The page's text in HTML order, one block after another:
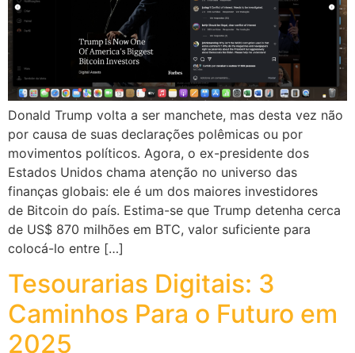
Donald Trump volta a ser manchete, mas desta vez não
por causa de suas declarações polêmicas ou por
movimentos políticos. Agora, o ex-presidente dos
Estados Unidos chama atenção no universo das
finanças globais: ele é um dos maiores investidores
de Bitcoin do país. Estima-se que Trump detenha cerca
de US$ 870 milhões em BTC, valor suficiente para
colocá-lo entre […]
Tesourarias Digitais: 3
Caminhos Para o Futuro em
2025